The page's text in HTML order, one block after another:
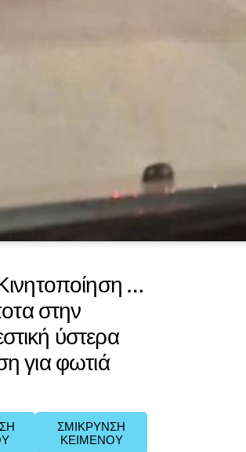
…
στην
ύστερα
για φωτιά
ΣΜΙΚΡΥΝΣΗ
ΚΕΙΜΕΝΟΥ